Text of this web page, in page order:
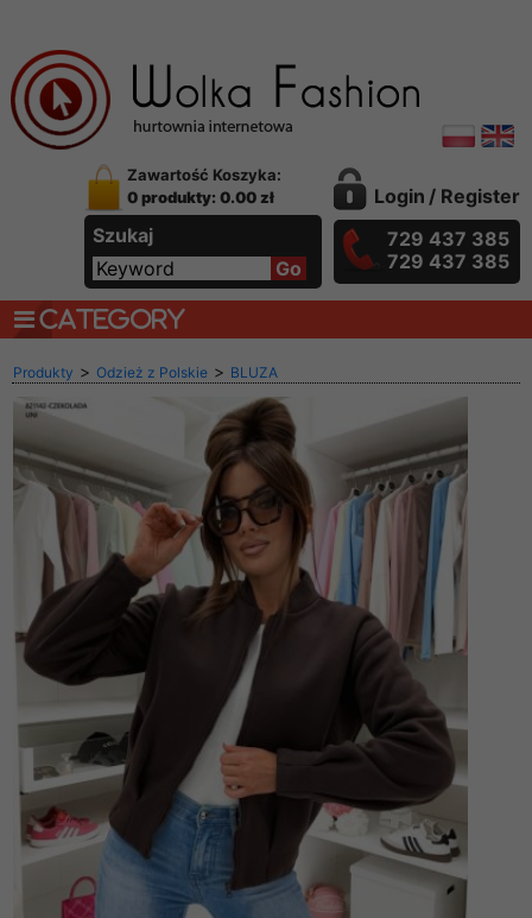
Zawartość Koszyka:
0 produkty: 0.00 zł
Szukaj
Login / Register
729 437 385
729 437 385
CATEGORY
Produkty > Odzież z Polskie > BLUZA